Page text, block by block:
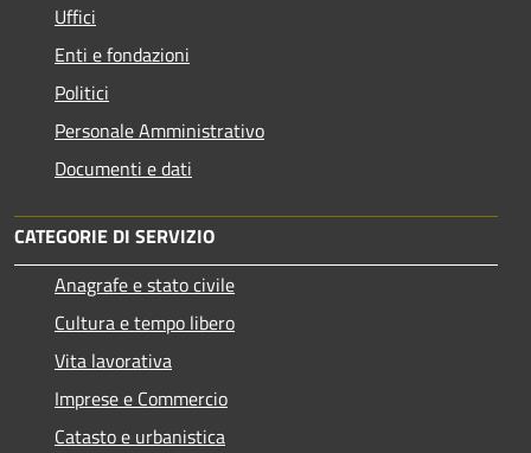
Uffici
Enti e fondazioni
Politici
Personale Amministrativo
Documenti e dati
CATEGORIE DI SERVIZIO
Anagrafe e stato civile
Cultura e tempo libero
Vita lavorativa
Imprese e Commercio
Catasto e urbanistica